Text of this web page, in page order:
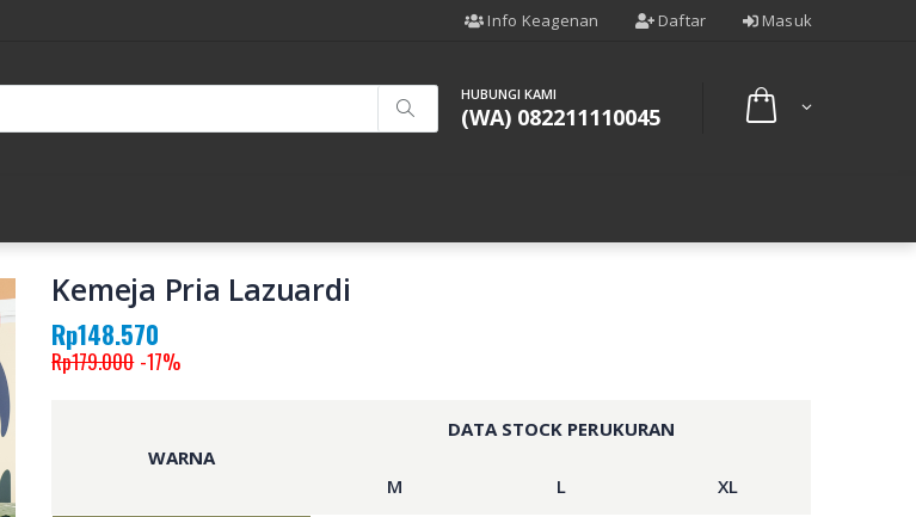
Info Keagenan Daftar Masuk
HUBUNGI KAMI
(WA) 082211110045
Kemeja Pria Lazuardi
Rp148.570
Rp179.000 -17%
WARNA
DATA STOCK PERUKURAN
M L XL